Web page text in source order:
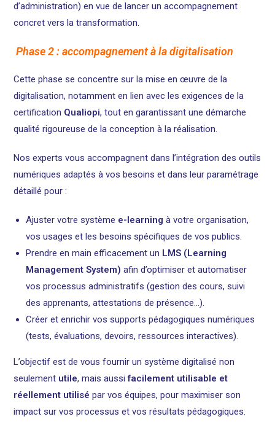
d’administration) en vue de lancer un accompagnement
concret vers la transformation.
Phase 2 : accompagnement à la digitalisation
Cette phase se concentre sur la mise en œuvre de la
digitalisation, notamment en lien avec les exigences de la
certification Qualiopi, tout en garantissant une démarche
qualité rigoureuse de la conception à la réalisation.
Nos experts vous accompagnent dans l’intégration des outils
numériques adaptés à vos besoins et dans leur paramétrage
détaillé pour :
Ajuster votre système e-learning à votre organisation,
vos usages et les besoins spécifiques de vos publics.
Prendre en main efficacement un LMS (Learning
Management System) afin d’optimiser et automatiser
vos processus administratifs (gestion des cours, suivi
des apprenants, attestations de présence…).
Créer et enrichir vos supports pédagogiques numériques
(tests, évaluations, devoirs, ressources interactives).
L’objectif est de vous fournir un système digitalisé non
seulement utile, mais aussifacilement utilisable et
réellement utilisé par vos équipes, pour maximiser son
impact sur vos processus et vos résultats pédagogiques.